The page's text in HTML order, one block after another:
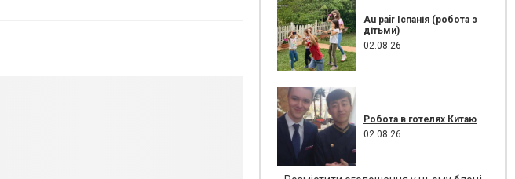
Au pair Іспанія (робота з
дітьми)
02.08.26
Робота в готелях Китаю
02.08.26